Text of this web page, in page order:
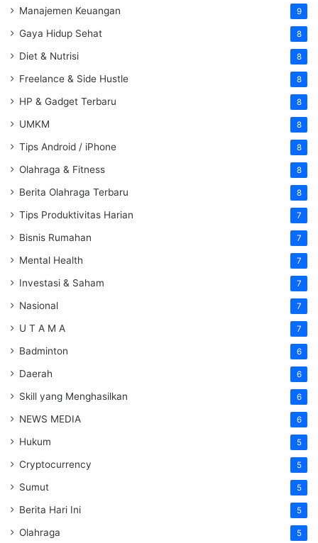
Manajemen Keuangan 9
Gaya Hidup Sehat 8
Diet & Nutrisi 8
Freelance & Side Hustle 8
HP & Gadget Terbaru 8
UMKM 8
Tips Android / iPhone 8
Olahraga & Fitness 8
Berita Olahraga Terbaru 8
Tips Produktivitas Harian 7
Bisnis Rumahan 7
Mental Health 7
Investasi & Saham 7
Nasional 7
U T A M A 7
Badminton 6
Daerah 6
Skill yang Menghasilkan 6
NEWS MEDIA 6
Hukum 5
Cryptocurrency 5
Sumut 5
Berita Hari Ini 5
Olahraga 5